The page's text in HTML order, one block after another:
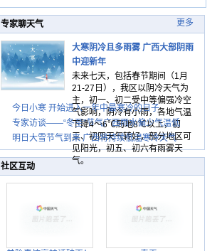
专家聊天气 更多
大寒阴冷且多雨雾 广西大部阴雨
中迎新年
未来七天，包括春节期间（1月
21-27日），我区以阴冷天气为
主，初一、初二受中等偏强冷空
气影响，阴冷有小雨，各地气温
下降4～6℃局地8℃以上，初
三、初四天气转好，部分地区可
见阳光，初五、初六有雨雾天
气。
今日小寒 开始进入一年中最寒冷的日子
专家访谈——“冬至”节气广西雨水偏少气温低
明日大雪节气到来 广西将持续低温寒冷天气
社区互动